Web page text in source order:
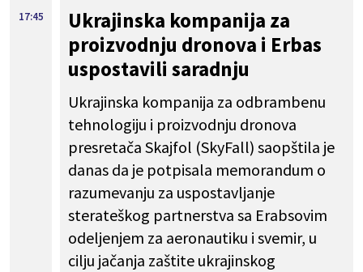
17:45
Ukrajinska kompanija za
proizvodnju dronova i Erbas
uspostavili saradnju
Ukrajinska kompanija za odbrambenu
tehnologiju i proizvodnju dronova
presretača Skajfol (SkyFall) saopštila je
danas da je potpisala memorandum o
razumevanju za uspostavljanje
sterateškog partnerstva sa Erabsovim
odeljenjem za aeronautiku i svemir, u
cilju jačanja zaštite ukrajinskog